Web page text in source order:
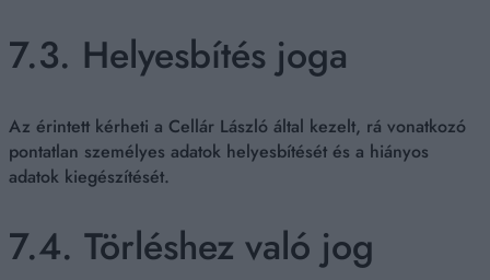
7.3. Helyesbítés joga
Az érintett kérheti a Cellár László által kezelt, rá vonatkozó
pontatlan személyes adatok helyesbítését és a hiányos
adatok kiegészítését.
7.4. Törléshez való jog